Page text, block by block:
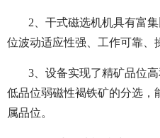
2、干式磁选机机具有富
位波动适应性强、工作可靠、
3、设备实现了精矿品位
低品位弱磁性褐铁矿的分选，
属品位。